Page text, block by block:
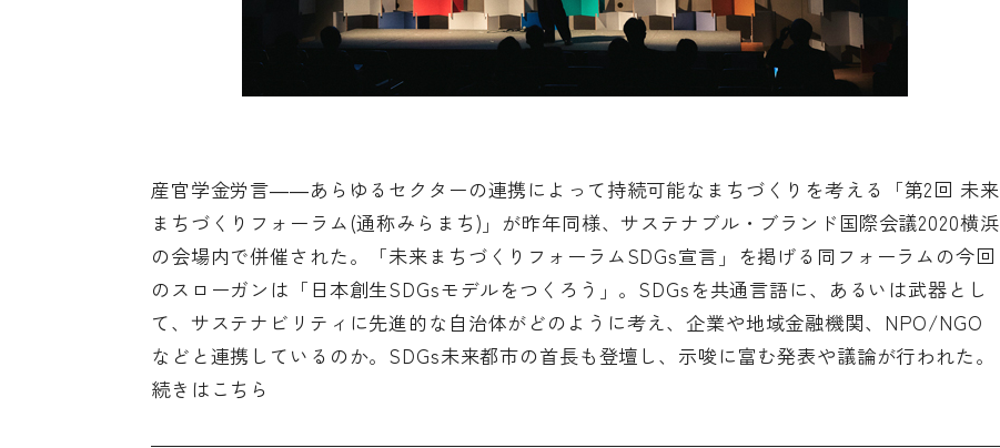
産官学金労言――あらゆるセクターの連携によって持続可能なまちづくりを考える「第2回 未来
まちづくりフォーラム(通称みらまち)」が昨年同様、サステナブル・ブランド国際会議2020横浜
の会場内で併催された。「未来まちづくりフォーラムSDGs宣言」を掲げる同フォーラムの今回
のスローガンは「日本創生SDGsモデルをつくろう」。SDGsを共通言語に、あるいは武器とし
て、サステナビリティに先進的な自治体がどのように考え、企業や地域金融機関、NPO/NGO
などと連携しているのか。SDGs未来都市の首長も登壇し、示唆に富む発表や議論が行われた。
続きは こちら